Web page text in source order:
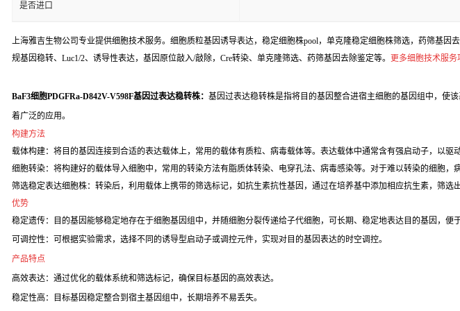
是否进口
上海雅吉生物公司专业提供细胞技术服务。细胞质粒基因诱导表达，稳定细胞株pool，单克隆稳定细胞株筛选，药筛基
规基因稳转、Luc1/2、诱导性表达，基因原位敲入/敲除，Cre转染、单克隆筛选、药筛基因去除鉴定等。 更多细胞技术服
BaF3细胞PDGFRa-D842V-V598F基因过表达稳转株： 基因过表达稳转株是指将目的基因整合进宿主细胞的基因组中，使
着广泛的应用。
构建方法
载体构建：将目的基因连接到合适的表达载体上，常用的载体有质粒、病毒载体等。表达载体中通常含有强启动子，以驱
细胞转染：将构建好的载体导入细胞中，常用的转染方法有脂质体转染、电穿孔法、病毒感染等。对于难以转染的细胞
筛选稳定表达细胞株：转染后，利用载体上携带的筛选标记，如抗生素抗性基因，通过在培养基中添加相应抗生素，筛选
优势
稳定遗传：目的基因能够稳定地存在于细胞基因组中，并随细胞分裂传递给子代细胞，可长期、稳定地表达目的基因，便
可调控性：可根据实验需求，选择不同的诱导型启动子或调控元件，实现对目的基因表达的时空调控。
产品特点
高效表达：通过优化的载体系统和筛选标记，确保目标基因的高效表达。
稳定性高：目标基因稳定整合到宿主基因组中，长期培养不易丢失。